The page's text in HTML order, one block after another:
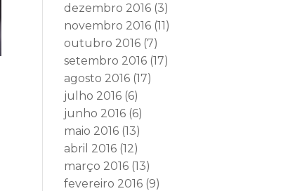
dezembro 2016 (3)
novembro 2016 (11)
outubro 2016 (7)
setembro 2016 (17)
agosto 2016 (17)
julho 2016 (6)
junho 2016 (6)
maio 2016 (13)
abril 2016 (12)
março 2016 (13)
fevereiro 2016 (9)